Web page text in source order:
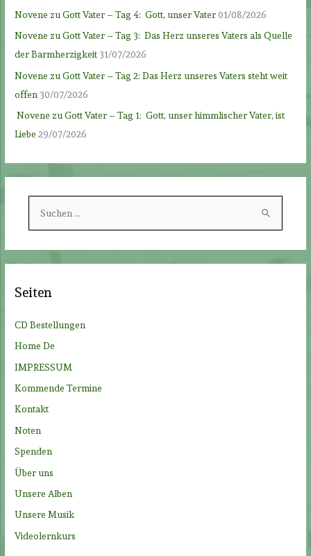
Novene zu Gott Vater – Tag 4: Gott, unser Vater01/08/2026
Novene zu Gott Vater – Tag 3: Das Herz unseres Vaters als Quelle
der Barmherzigkeit 31/07/2026
Novene zu Gott Vater – Tag 2: Das Herz unseres Vaters steht weit
offen 30/07/2026
Novene zu Gott Vater – Tag 1: Gott, unser himmlischer Vater, ist
Liebe 29/07/2026
h
n
h
:
Seiten
CD Bestellungen
Home De
IMPRESSUM
Kommende Termine
Kontakt
Noten
Spenden
Über uns
Unsere Alben
Unsere Musik
Videolernkurs